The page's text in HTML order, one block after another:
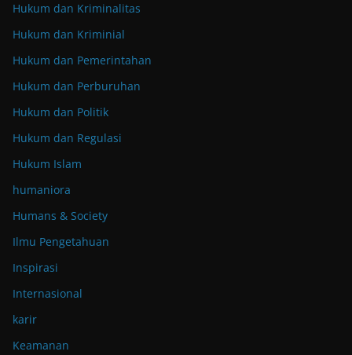
Hukum dan Kriminalitas
Hukum dan Kriminial
Hukum dan Pemerintahan
Hukum dan Perburuhan
Hukum dan Politik
Hukum dan Regulasi
Hukum Islam
humaniora
Humans & Society
Ilmu Pengetahuan
Inspirasi
Internasional
karir
Keamanan